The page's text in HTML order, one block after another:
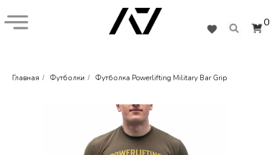
Наколенники
Подарочная карта
0
Коллекции
Главная / Футболки / Футболка Powerlifting Military Bar Grip